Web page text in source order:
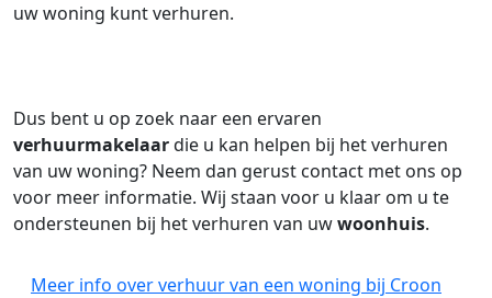
uw woning kunt verhuren.
Dus bent u op zoek naar een ervaren
verhuurmakelaardie u kan helpen bij het verhuren
van uw woning? Neem dan gerust contact met ons op
voor meer informatie. Wij staan voor u klaar om u te
ondersteunen bij het verhuren van uwwoonhuis.
Meer info over verhuur van een woning bij Croon